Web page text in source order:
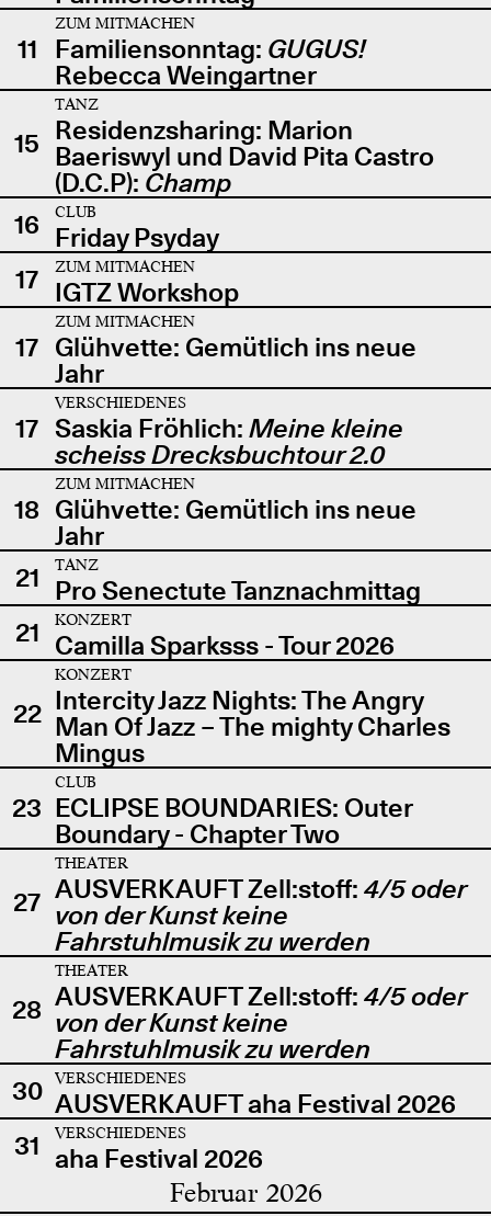
11
ZUM MITMACHEN
Familiensonntag: GUGUS!
Rebecca Weingartner
15
TANZ
Residenzsharing: Marion
Baeriswyl und David Pita Castro
(D.C.P): Champ
16
CLUB
Friday Psyday
17
ZUM MITMACHEN
IGTZ Workshop
17
ZUM MITMACHEN
Glühvette: Gemütlich ins neue
Jahr
17
VERSCHIEDENES
Saskia Fröhlich: Meine kleine
scheiss Drecksbuchtour 2.0
18
ZUM MITMACHEN
Glühvette: Gemütlich ins neue
Jahr
21
TANZ
Pro Senectute Tanznachmittag
21
KONZERT
Camilla Sparksss - Tour 2026
22
KONZERT
Intercity Jazz Nights: The Angry
Man Of Jazz – The mighty Charles
Mingus
23
CLUB
ECLIPSE BOUNDARIES: Outer
Boundary - Chapter Two
27
THEATER
AUSVERKAUFT Zell:stoff: 4/5 oder
von der Kunst keine
Fahrstuhlmusik zu werden
28
THEATER
AUSVERKAUFT Zell:stoff: 4/5 oder
von der Kunst keine
Fahrstuhlmusik zu werden
30
VERSCHIEDENES
AUSVERKAUFT aha Festival 2026
31
VERSCHIEDENES
aha Festival 2026
Februar 2026